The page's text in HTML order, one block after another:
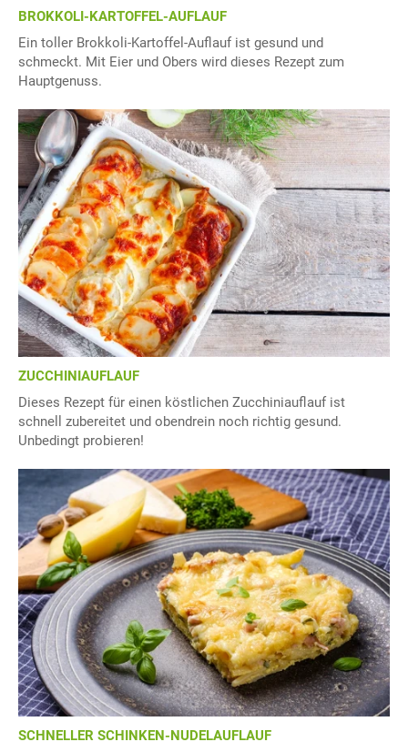
BROKKOLI-KARTOFFEL-AUFLAUF
Ein toller Brokkoli-Kartoffel-Auflauf ist gesund und
schmeckt. Mit Eier und Obers wird dieses Rezept zum
Hauptgenuss.
ZUCCHINIAUFLAUF
Dieses Rezept für einen köstlichen Zucchiniauflauf ist
schnell zubereitet und obendrein noch richtig gesund.
Unbedingt probieren!
SCHNELLER SCHINKEN-NUDELAUFLAUF